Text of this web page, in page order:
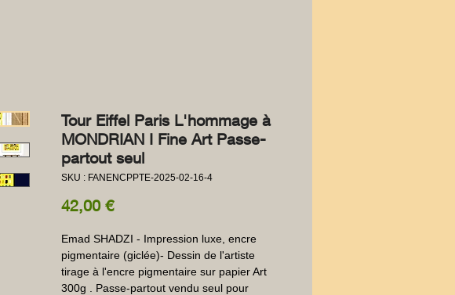
Tour Eiffel Paris L'hommage à
MONDRIAN I Fine Art Passe-
partout seul
SKU : FANENCPPTE-2025-02-16-4
42,00 €Prix
Emad SHADZI - Impression luxe, encre
pigmentaire (giclée)- Dessin de l'artiste
tirage à l'encre pigmentaire sur papier Art
300g . Passe-partout vendu seul pour